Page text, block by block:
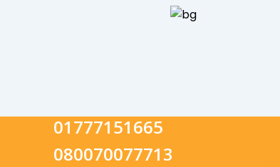
01777151665
080070077713